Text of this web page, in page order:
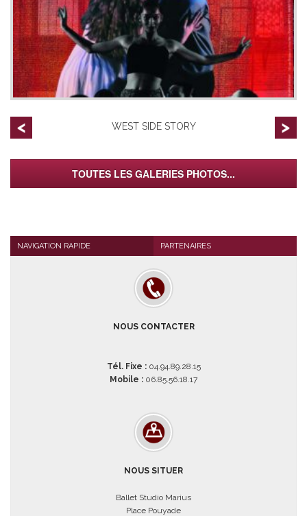
WEST SIDE STORY
TOUTES LES GALERIES PHOTOS...
NAVIGATION RAPIDE PARTENAIRES
NOUS CONTACTER
Tél. Fixe : 04.94.89.28.15
Mobile : 06.85.56.18.17
NOUS SITUER
Ballet Studio Marius
Place Pouyade